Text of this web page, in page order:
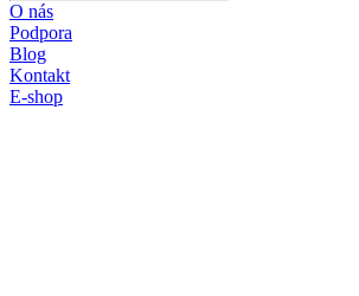
O nás
Podpora
Blog
Kontakt
E-shop